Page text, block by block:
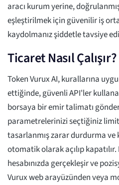
aracı kurum yerine,
eşleştirilmek için güvenilir iş
kaydolmanız şiddetle tavsiye
Ticaret Nasıl Çalışır?
Token Vurux AI, kurallarına
ettiğinde, güvenli API'ler
borsaya bir emir talimatı
parametrelerinizi seçtiğiniz
tasarlanmış zarar durdurma
otomatik olarak açılıp
hesabınızda gerçekleşir ve
Vurux web arayüzünden veya